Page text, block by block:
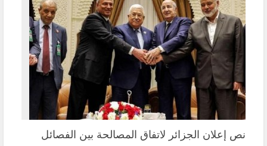
نص إعلان الجزائر لاتفاق المصالحة بين الفصائل